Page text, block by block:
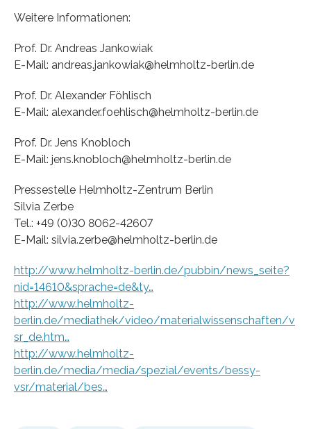
Weitere Informationen:
Prof. Dr. Andreas Jankowiak
E-Mail: andreas.jankowiak@helmholtz-berlin.de
Prof. Dr. Alexander Föhlisch
E-Mail: alexander.foehlisch@helmholtz-berlin.de
Prof. Dr. Jens Knobloch
E-Mail: jens.knobloch@helmholtz-berlin.de
Pressestelle Helmholtz-Zentrum Berlin
Silvia Zerbe
Tel.: +49 (0)30 8062-42607
E-Mail: silvia.zerbe@helmholtz-berlin.de
http://www.helmholtz-berlin.de/pubbin/news_seite?
nid=14610&sprache=de&ty…
http://www.helmholtz-
berlin.de/mediathek/video/materialwissenschaften/v
sr_de.htm…
http://www.helmholtz-
berlin.de/media/media/spezial/events/bessy-
vsr/material/bes…